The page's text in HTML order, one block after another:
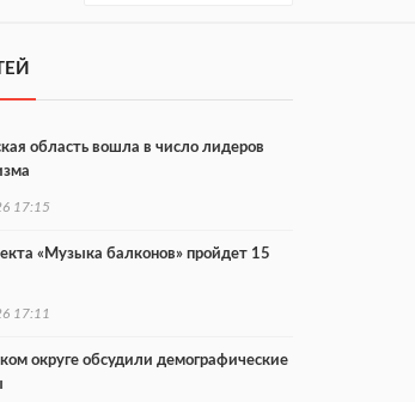
область вошла в число лидеров
17:15
«Музыка балконов» пройдет 15
17:11
округе обсудили демографические